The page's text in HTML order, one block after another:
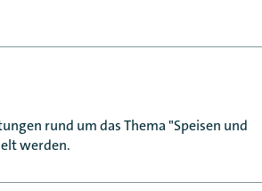
rund um das Thema "Speisen und
werden.